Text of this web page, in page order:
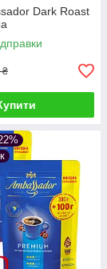
Dark Roast
₴